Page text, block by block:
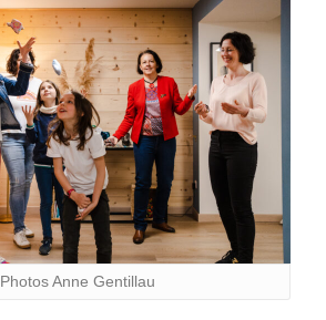
Photos Anne Gentillau